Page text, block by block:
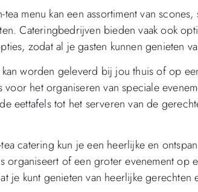
tea menu kan een assortiment van
Cateringbedrijven bieden vaak ook
zodat al je gasten kunnen genieten
worden geleverd bij jou thuis of op
voor het organiseren van speciale
eettafels tot het serveren van de
catering kun je een heerlijke en
organiseert of een groter evenement op
je kunt genieten van heerlijke